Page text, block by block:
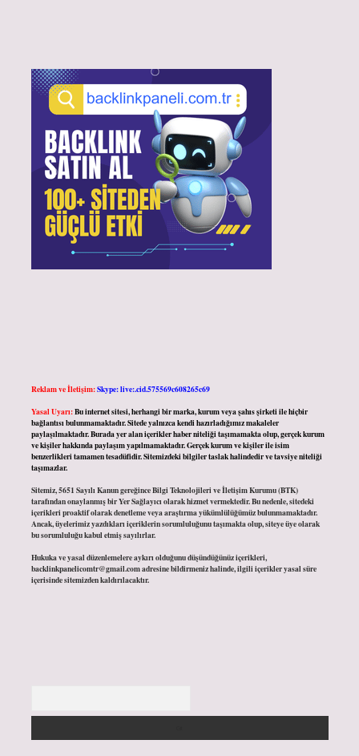
Reklam ve İletişim:Skype: live:.cid.575569c608265c69
Yasal Uyarı:Bu internet sitesi, herhangi bir marka, kurum veya şahıs şirketi ile hiçbir
bağlantısı bulunmamaktadır. Sitede yalnızca kendi hazırladığımız makaleler
paylaşılmaktadır. Burada yer alan içerikler haber niteliği taşımamakta olup, gerçek kurum
ve kişiler hakkında paylaşım yapılmamaktadır. Gerçek kurum ve kişiler ile isim
benzerlikleri tamamen tesadüfidir. Sitemizdeki bilgiler taslak halindedir ve tavsiye niteliği
taşımazlar.
Sitemiz, 5651 Sayılı Kanun gereğince Bilgi Teknolojileri ve İletişim Kurumu (BTK)
tarafından onaylanmış bir Yer Sağlayıcı olarak hizmet vermektedir. Bu nedenle, sitedeki
içerikleri proaktif olarak denetleme veya araştırma yükümlülüğümüz bulunmamaktadır.
Ancak, üyelerimiz yazdıkları içeriklerin sorumluluğunu taşımakta olup, siteye üye olarak
bu sorumluluğu kabul etmiş sayılırlar.
Hukuka ve yasal düzenlemelere aykırı olduğunu düşündüğünüz içerikleri,
backlinkpanelicomtr@gmail.comadresine bildirmeniz halinde, ilgili içerikler yasal süre
içerisinde sitemizden kaldırılacaktır.